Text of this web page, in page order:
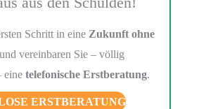
Schritt in eine Zukunft ohne
und vereinbaren Sie – völlig
eine telefonische Erstberatung.
ERSTBERATUNG